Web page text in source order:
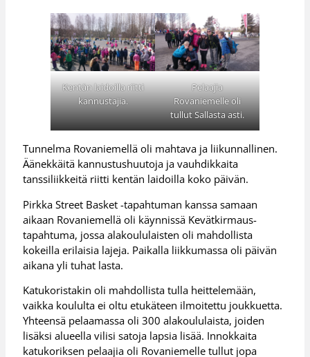
Kentän laidoilla riitti
kannustajia.
Pelaajia
Rovaniemelle oli
tullut Sallasta asti.
Tunnelma Rovaniemellä oli mahtava ja liikunnallinen.
Äänekkäitä kannustushuutoja ja vauhdikkaita
tanssiliikkeitä riitti kentän laidoilla koko päivän.
Pirkka Street Basket -tapahtuman kanssa samaan
aikaan Rovaniemellä oli käynnissä Kevätkirmaus-
tapahtuma, jossa alakoululaisten oli mahdollista
kokeilla erilaisia lajeja. Paikalla liikkumassa oli päivän
aikana yli tuhat lasta.
Katukoristakin oli mahdollista tulla heittelemään,
vaikka koululta ei oltu etukäteen ilmoitettu joukkuetta.
Yhteensä pelaamassa oli 300 alakoululaista, joiden
lisäksi alueella vilisi satoja lapsia lisää. Innokkaita
katukoriksen pelaajia oli Rovaniemelle tullut jopa